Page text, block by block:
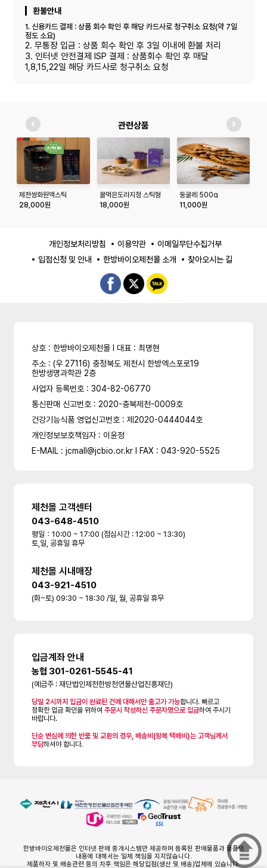
환불안내
1. 신용카드 결제 : 상품 회수 확인 후 해당 카드사로 청구취소 요청(약 7일
정도 소요)
2. 무통장 입금 : 상품 회수 확인 후 3일 이내에 환불 처리
3. 인터넷 안전결제 ISP 결제 : 상품회수 확인 후 매달
1,8,15,22일 해당 카드사로 청구취소 요청
관련상품
제천쌍화원액스틱
28,000원
꿀먹은도라지청 스틱형
20입
18,000원
둥굴레 500g
11,000원
개인정보처리방침 이용약관
이메일무단수집거부
입점신청 및 안내
한방바이오제천몰 소개 찾아오시는 길
상호 : 한방바이오제천몰 l 대표 : 최명현
주소 : (우 27116) 충청북도 제천시 한방엑스포로19
한방생명과학관 2층
사업자 등록번호 : 304-82-06770
통신판매 신고번호 : 2020-충북제천-0009호
건강기능식품 영업신고번호 : 제2020-0444044호
개인정보보호책임자 : 이윤정
E-MAIL : jcmall@jcbio.or.kr l FAX : 043-920-5525
제천몰 고객센터
043-648-4510
평일：10:00 ~ 17:00 (점심시간 : 12:00 ~ 13:30)
토,일, 공휴일 휴무
제천몰 시내매장
043-921-4510
(화~토) 09:30 ~ 18:30 /일, 월, 공휴일 휴무
입금계좌 안내
농협 301-0261-5545-41
(예금주 : 재단법인제천한방천연물산업진흥재단)
당일 2시까지 입금이 완료된 건에 대해서만 출고가 가능합니다. 빠르고
정확한 입금 확인을 위하여주문시 작성하신 주문자명으로 입금하여 주시기
바랍니다.
단순 변심에 의한 반품 및 교환의 경우, 배송비(왕복 택배비)는 고객님께서
부담하셔야 합니다.
한방바이오제천몰은 인터넷 판매 중개시스템만 제공하며 등록된 판매물품과 물품의
내용에 대해서는 일체 책임을 지지않습니다.
제품하자 및 배송관련 등의 차후 책임은 해당입점(생산 및 배송)업체에 있습니다.